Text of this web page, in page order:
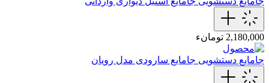
2,180,000 تومانء
جامایع دستشویی جامایع سارودی مدل رویان